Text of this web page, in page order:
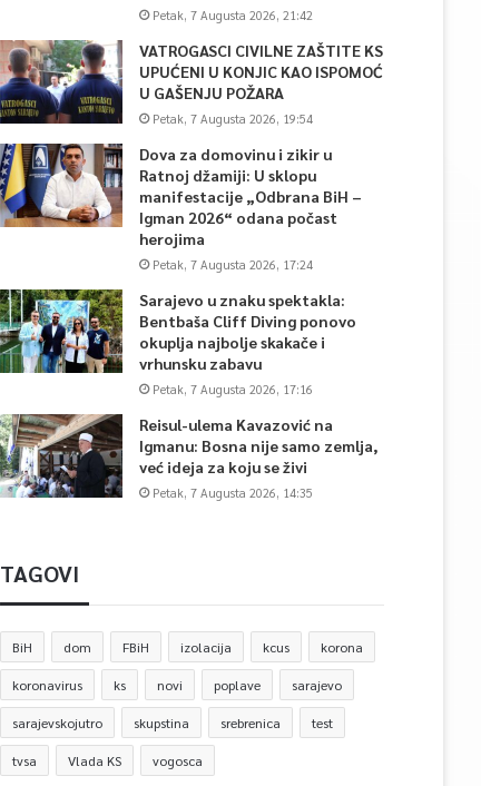
Petak, 7 Augusta 2026, 21:42
VATROGASCI CIVILNE ZAŠTITE KS
UPUĆENI U KONJIC KAO ISPOMOĆ
U GAŠENJU POŽARA
Petak, 7 Augusta 2026, 19:54
Dova za domovinu i zikir u
Ratnoj džamiji: U sklopu
manifestacije „Odbrana BiH –
Igman 2026“ odana počast
herojima
Petak, 7 Augusta 2026, 17:24
Sarajevo u znaku spektakla:
Bentbaša Cliff Diving ponovo
okuplja najbolje skakače i
vrhunsku zabavu
Petak, 7 Augusta 2026, 17:16
Reisul-ulema Kavazović na
Igmanu: Bosna nije samo zemlja,
već ideja za koju se živi
Petak, 7 Augusta 2026, 14:35
TAGOVI
BiH dom FBiH izolacija kcus korona
koronavirus ks novi poplave sarajevo
sarajevskojutro skupstina srebrenica test
tvsa Vlada KS vogosca